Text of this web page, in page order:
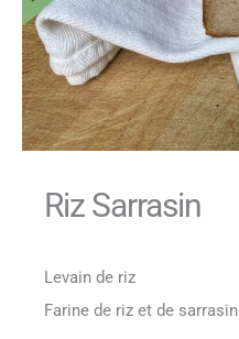
Riz Sarrasin
Levain de riz
Farine de riz et de sarrasin